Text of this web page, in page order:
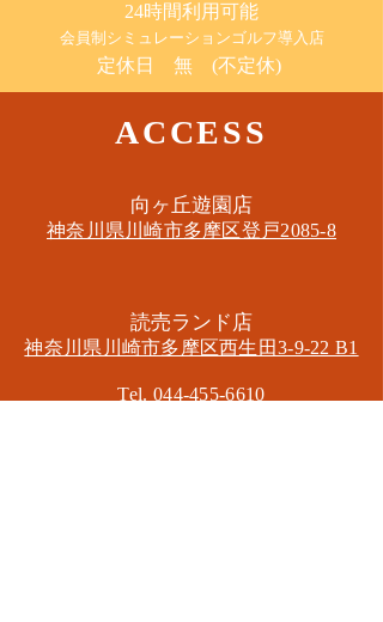
24時間利用可能
​会員制シミュレーションゴルフ導入店
定休日 無 (不定休)
ACCESS
​向ヶ丘遊園店
神奈川県川崎市多摩区​登戸2085-8
​読売ランド店
神奈川県川崎市多摩区​西生田3-9-22 B1
Tel. 044-455-6610